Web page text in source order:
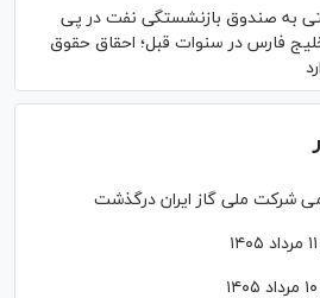
بیش از ۱۰۰ همتی به صندوق بازنشستگی نفت در پی
فارس در سنوات قبل؛ احقاق حقوق
شرکت ملی گاز ایران درگذشت